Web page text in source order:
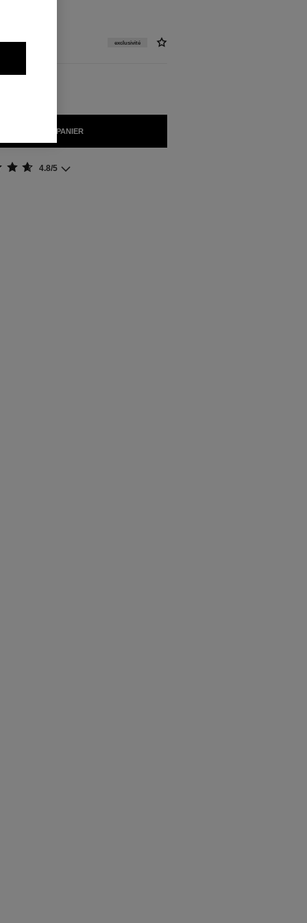
exclusivité
AJOUTER AU PANIER
4.8/5